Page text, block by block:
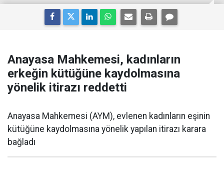
Anayasa Mahkemesi, kadınların
erkeğin kütüğüne kaydolmasına
yönelik itirazı reddetti
Anayasa Mahkemesi (AYM), evlenen kadınların eşinin
kütüğüne kaydolmasına yönelik yapılan itirazı karara
bağladı